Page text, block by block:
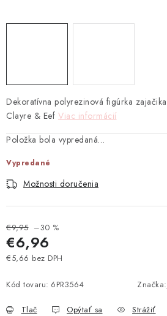
ZNAČKY
Ako nakupovať Doprava a platba
Podmienky ochrany osobných údajov
Návod na údržbu nábytku
Dekoratívna polyrezinová figúrka
Clayre & Eef Viac informácií
Položka bola vypredaná…
Vypredané
Možnosti doručenia
€9,95 –30 %
€6,96
€5,66 bez DPH
Kód tovaru: 6PR3564 Značka:
Tlač Opýtať sa Strážiť